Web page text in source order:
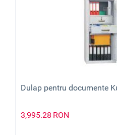
Dulap pentru documente
3,995.28 RON